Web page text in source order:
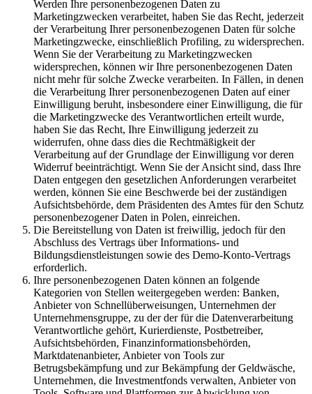
Werden Ihre personenbezogenen Daten zu
Marketingzwecken verarbeitet, haben Sie das Recht, jederzeit
der Verarbeitung Ihrer personenbezogenen Daten für solche
Marketingzwecke, einschließlich Profiling, zu widersprechen.
Wenn Sie der Verarbeitung zu Marketingzwecken
widersprechen, können wir Ihre personenbezogenen Daten
nicht mehr für solche Zwecke verarbeiten. In Fällen, in denen
die Verarbeitung Ihrer personenbezogenen Daten auf einer
Einwilligung beruht, insbesondere einer Einwilligung, die für
die Marketingzwecke des Verantwortlichen erteilt wurde,
haben Sie das Recht, Ihre Einwilligung jederzeit zu
widerrufen, ohne dass dies die Rechtmäßigkeit der
Verarbeitung auf der Grundlage der Einwilligung vor deren
Widerruf beeinträchtigt. Wenn Sie der Ansicht sind, dass Ihre
Daten entgegen den gesetzlichen Anforderungen verarbeitet
werden, können Sie eine Beschwerde bei der zuständigen
Aufsichtsbehörde, dem Präsidenten des Amtes für den Schutz
personenbezogener Daten in Polen, einreichen.
Die Bereitstellung von Daten ist freiwillig, jedoch für den
Abschluss des Vertrags über Informations- und
Bildungsdienstleistungen sowie des Demo-Konto-Vertrags
erforderlich.
Ihre personenbezogenen Daten können an folgende
Kategorien von Stellen weitergegeben werden: Banken,
Anbieter von Schnellüberweisungen, Unternehmen der
Unternehmensgruppe, zu der der für die Datenverarbeitung
Verantwortliche gehört, Kurierdienste, Postbetreiber,
Aufsichtsbehörden, Finanzinformationsbehörden,
Marktdatenanbieter, Anbieter von Tools zur
Betrugsbekämpfung und zur Bekämpfung der Geldwäsche,
Unternehmen, die Investmentfonds verwalten, Anbieter von